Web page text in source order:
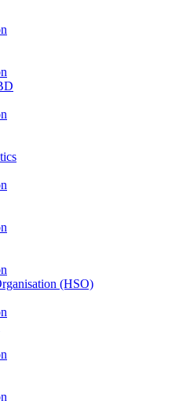
(HSO)